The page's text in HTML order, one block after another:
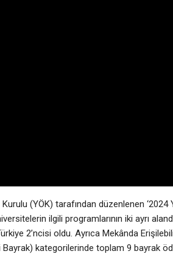
(YÖK) tarafından düzenlenen
ilgili programlarının iki ayrı
2’ncisi oldu. Ayrıca Mekânda
kategorilerinde toplam 9 bayrak